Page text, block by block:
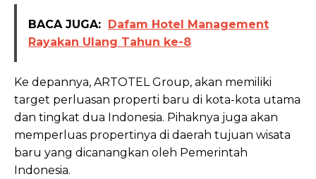
BACA JUGA: Dafam Hotel Management
Rayakan Ulang Tahun ke-8
Ke depannya, ARTOTEL Group, akan memiliki
target perluasan properti baru di kota-kota utama
dan tingkat dua Indonesia. Pihaknya juga akan
memperluas propertinya di daerah tujuan wisata
baru yang dicanangkan oleh Pemerintah
Indonesia.